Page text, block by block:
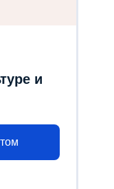
и